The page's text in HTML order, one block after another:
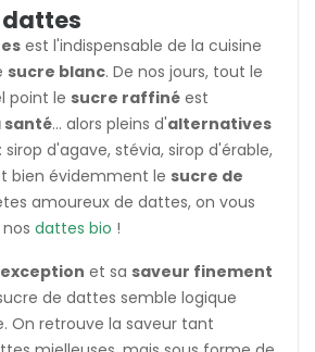
dattes
est l'indispensable de la cuisine
sucre blanc. De nos jours, tout le
point le sucre raffiné est
santé... alors pleins d'alternatives
d'agave, stévia, sirop d'érable,
bien évidemment le sucre de
amoureux de dattes, on vous
dattes bio !
et sa saveur finement
de dattes semble logique
On retrouve la saveur tant